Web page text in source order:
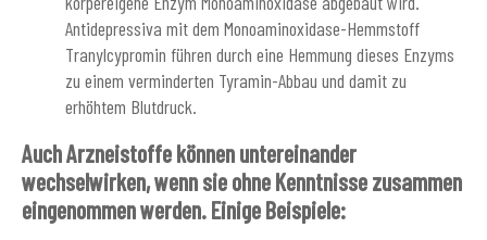
Antidepressiva mit dem Monoaminoxidase-Hemmstoff
Tranylcypromin führen durch eine Hemmung dieses Enzyms
zu einem verminderten Tyramin-Abbau und damit zu
erhöhtem Blutdruck.
Auch Arzneistoffe können untereinander
wechselwirken, wenn sie ohne Kenntnisse zusammen
eingenommen werden. Einige Beispiele: